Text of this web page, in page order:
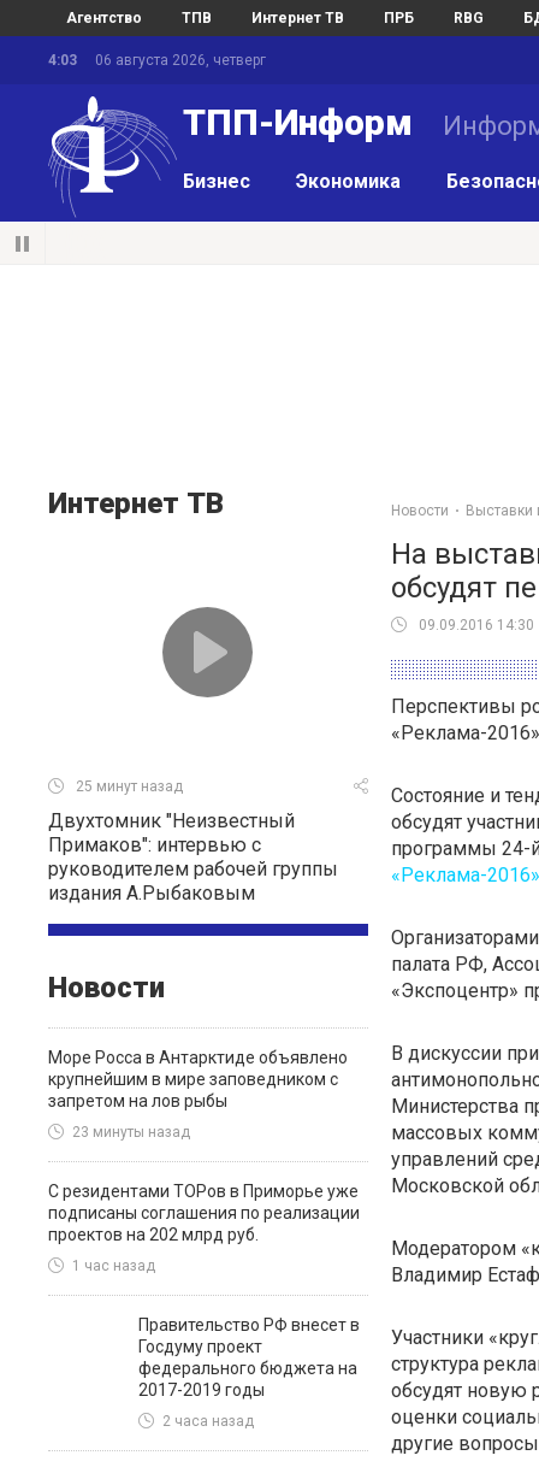
Агентство ТПВ Интернет ТВ ПРБ RBG
4:03 06 августа 2026, четверг
ТПП-Информ
Бизнес Экономика
Интернет ТВ
25 минут назад
Двухтомник "Неизвестный
Примаков": интервью с
руководителем рабочей группы
издания А.Рыбаковым
Новости
Море Росса в Антарктиде объявлено
крупнейшим в мире заповедником с
запретом на лов рыбы
23 минуты назад
С резидентами ТОРов в Приморье уже
подписаны соглашения по реализации
проектов на 202 млрд руб.
1 час назад
Правительство РФ внесет в
Госдуму проект
федерального бюджета на
2017-2019 годы
2 часа назад
Новости Выставки
На
обсудят
09.09.2016 14:30
Перспективы
«Реклама-2016»
Состояние и
обсудят
программы 24-
«Реклама-2016»
палата РФ,
«Экспоцентр»
В дискуссии
Министерства
массовых
управлений
Московской
Модератором
Владимир
Участники
структура
обсудят новую
оценки
другие